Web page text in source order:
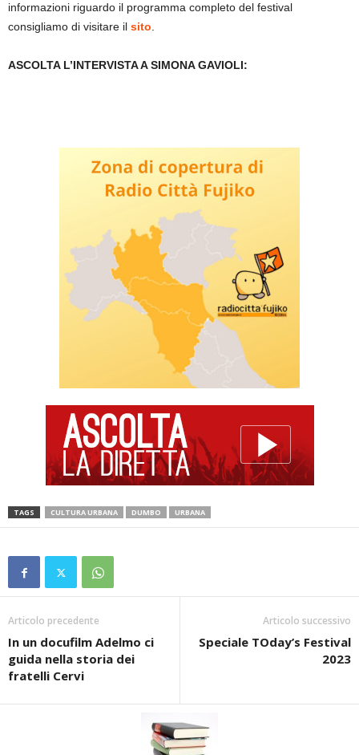
informazioni riguardo il programma completo del festival
consigliamo di visitare il sito.
ASCOLTA L’INTERVISTA A SIMONA GAVIOLI:
TAGS CULTURA URBANA DUMBO URBANA
Articolo precedente
In un docufilm Adelmo ci
guida nella storia dei
fratelli Cervi
Articolo successivo
Speciale TOday’s Festival
2023